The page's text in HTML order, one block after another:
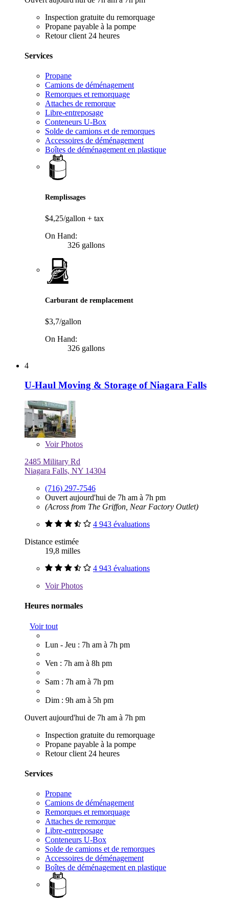
Inspection gratuite du remorquage
Propane payable à la pompe
Retour client 24 heures
Services
Propane
Camions de déménagement
Remorques et remorquage
Attaches de remorque
Libre-entreposage
Conteneurs U-Box
Solde de camions et de remorques
Accessoires de déménagement
Boîtes de déménagement en plastique
Remplissages
$4,25/gallon + tax
On Hand:
326 gallons
Carburant de remplacement
$3,7/gallon
On Hand:
326 gallons
4
U-Haul Moving & Storage of Niagara Falls
VoirPhotos
2485 Military Rd
Niagara Falls, NY 14304
(716) 297-7546
Ouvert aujourd'hui de 7h am à 7h pm
(Across from The Griffon, Near Factory Outlet)
4 943 évaluations
Distance estimée
19,8 milles
4 943 évaluations
VoirPhotos
Heures normales
Voir tout
Lun - Jeu : 7h am à 7h pm
Ven : 7h am à 8h pm
Sam : 7h am à 7h pm
Dim : 9h am à 5h pm
Ouvert aujourd'hui de 7h am à 7h pm
Inspection gratuite du remorquage
Propane payable à la pompe
Retour client 24 heures
Services
Propane
Camions de déménagement
Remorques et remorquage
Attaches de remorque
Libre-entreposage
Conteneurs U-Box
Solde de camions et de remorques
Accessoires de déménagement
Boîtes de déménagement en plastique